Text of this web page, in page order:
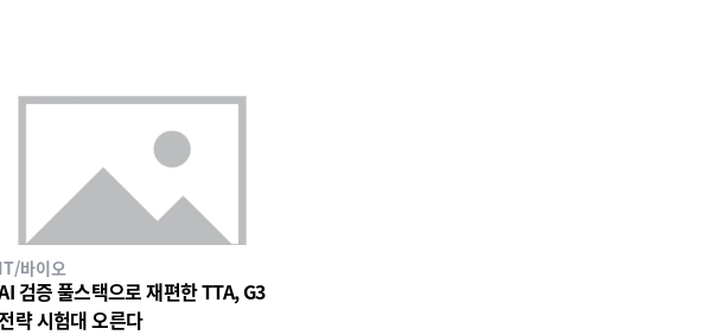
IT/바이오
검증 풀스택으로 재편한 TTA, G3
략 시험대 오른다